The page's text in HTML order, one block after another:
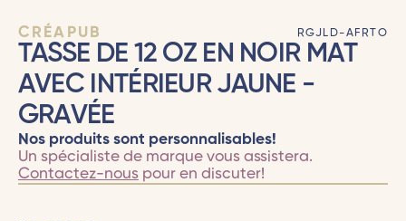
CRÉAPUB RGJLD-AFRTO
TASSE DE 12 OZ EN NOIR MAT
AVEC INTÉRIEUR JAUNE -
GRAVÉE
Nos produits sont personnalisables!
Un spécialiste de marque vous assistera.
Contactez-nouspour en discuter!